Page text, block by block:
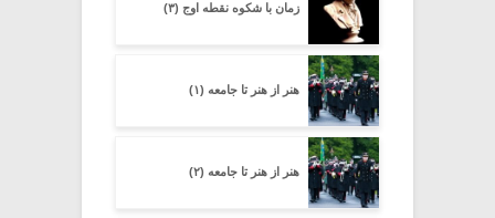
زمان با شکوه نقطه اوج (۳)
هنر از هنر تا جامعه (۱)
هنر از هنر تا جامعه (۲)